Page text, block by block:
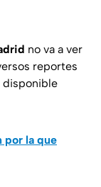
no va a ver
reportes
disponible
por la que